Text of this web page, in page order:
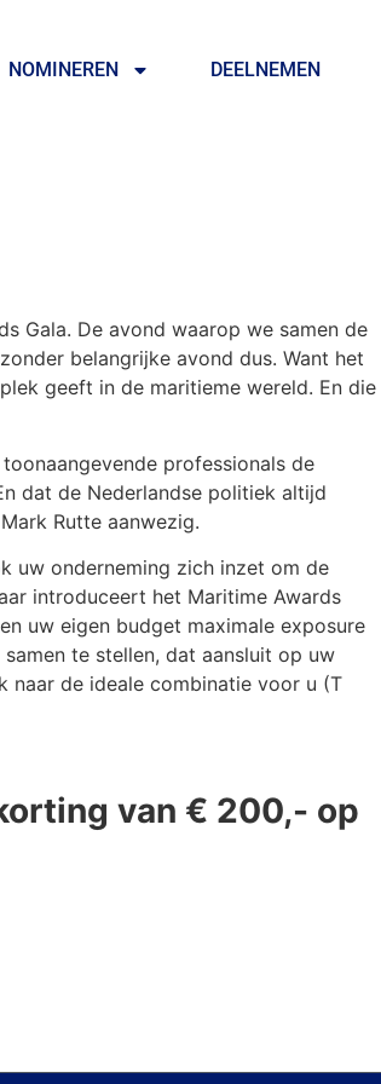
NOMINEREN DEELNEMEN
Gala. De avond waarop we samen de
belangrijke avond dus. Want het
geeft in de maritieme wereld. En die
professionals de
dat de Nederlandse politiek altijd
Rutte aanwezig.
uw onderneming zich inzet om de
introduceert het Maritime Awards
uw eigen budget maximale exposure
te stellen, dat aansluit op uw
naar de ideale combinatie voor u (T
van € 200,- op